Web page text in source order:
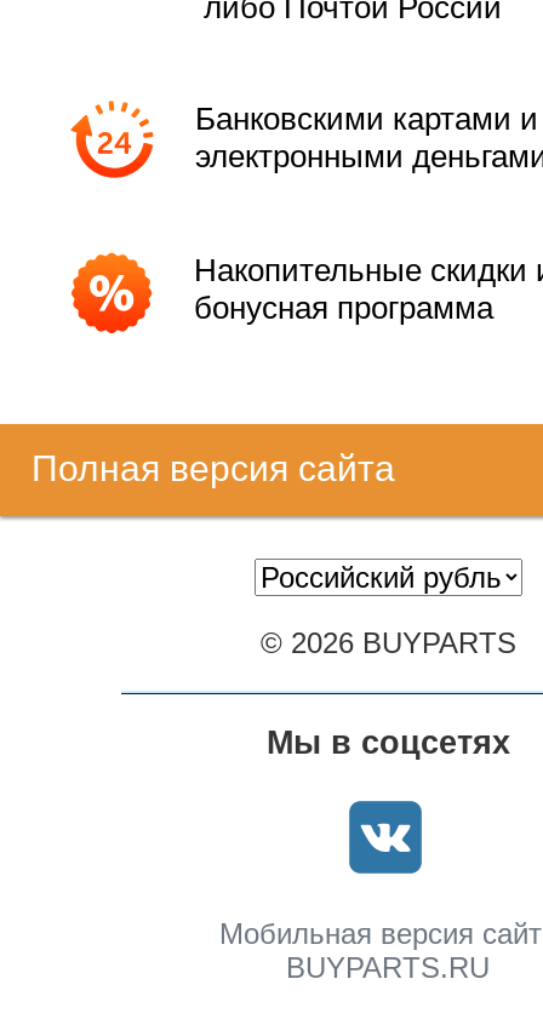
либо Почтой России
Банковскими картами и
электронными
Накопительные скидки
бонусная программа
Полная версия сайта
© 2026 BUYPARTS
Мы в соцсетях
Мобильная версия
BUYPARTS.RU